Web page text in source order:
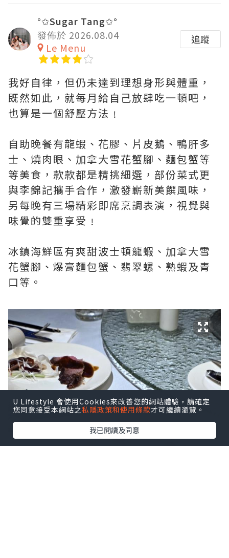
°✩Sugar Tang✩°
發佈於 2026.08.04
Le Menu
追蹤
我好自律，但仍未達到理想身形與體重，
既然如此，就每月給自己放肆吃一頓吧，
也算是一個舒壓方法﹗
自助晚餐有龍蝦、花膠、片皮鵝、鴨肝多
士、燒肉眼、加拿大雪花蟹腳、麵包蟹等
等美食，款款都是精挑細選，部份菜式更
與李錦記攜手合作，激發嶄新美饌風味，
另每晚有三場精彩即席烹調表演，視覺與
味覺的雙重享受﹗
冰鎮海鮮區有爽甜波士頓龍蝦、加拿大雪
花蟹腳、爆膏麵包蟹、翡翠螺、熟蝦及青
口等。
U Lifestyle 會使用Cookies來改善您的網站體驗，請確定
您同意接受本網站之私隱政策和使用條款才可繼續瀏覽。
我已閱讀及同意